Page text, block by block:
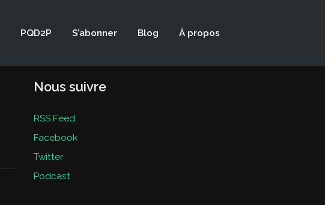
PQD2P S’abonner Blog À propos
Nous suivre
RSS Feed
Facebook
Twitter
Podcast